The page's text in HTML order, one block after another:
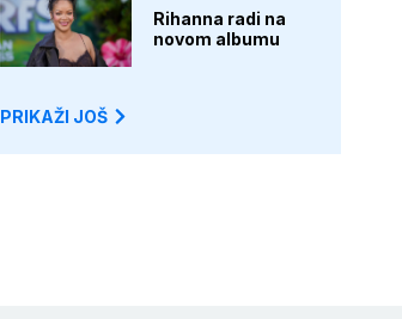
Rihanna radi na
novom albumu
PRIKAŽI JOŠ